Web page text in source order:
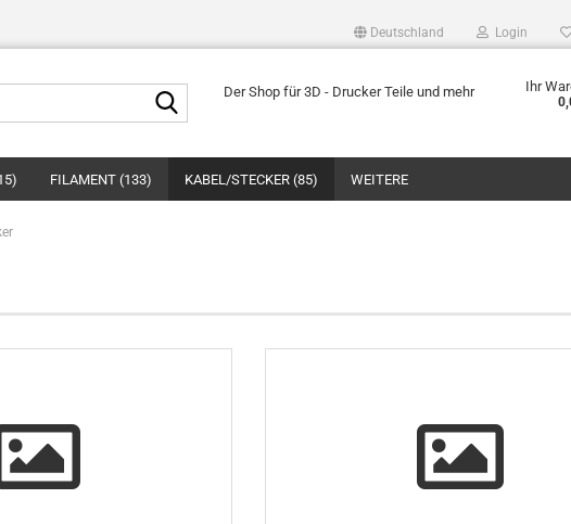
Deutschland Login
Suche...Der Shop für 3D - Drucker Teile und mehr Ihr
FILAMENT (133) KABEL/STECKER (85) WEITERE